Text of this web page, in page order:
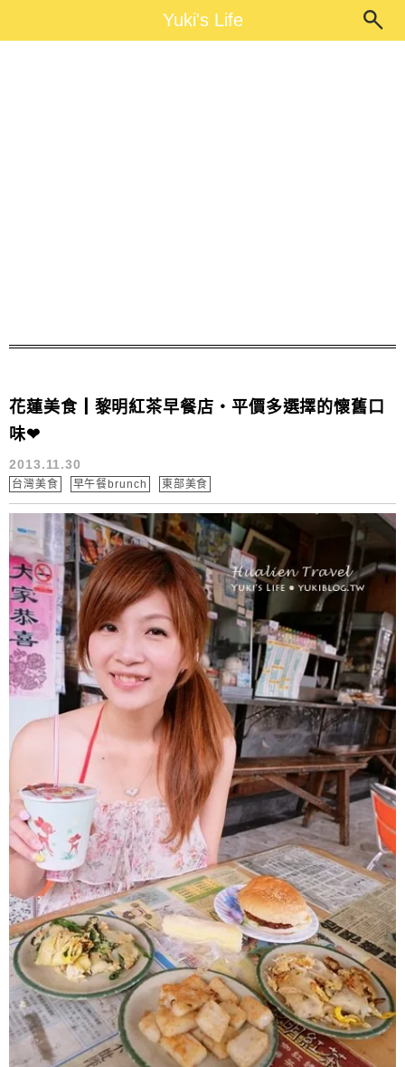
Yuki's LifeYuki's Life
花蓮美食┃黎明紅茶早餐店‧平價多選擇的懷舊口
味❤
2013.11.30
台灣美食 早午餐brunch 東部美食